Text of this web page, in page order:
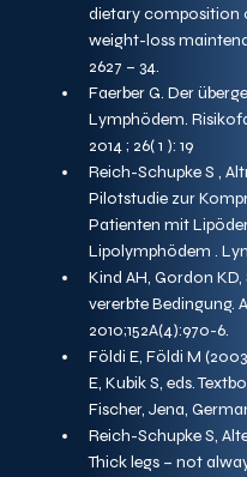
dietary composition
weight-loss
2627 – 34.
Faerber G. Der
Lymphödem.
2014 ; 26( 1 ): 19
Reich-Schupke S ,
Pilotstudie zur
Patienten mit
Lipolymphödem .
Kind AH, Gordon
vererbte Bedingung.
2010;152A(4):970-6.
Földi E, Földi M
E, Kubik S, eds.
Fischer, Jena,
Reich-Schupke S,
Thick legs – not